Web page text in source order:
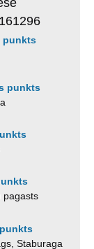
punkts
punkts
pagasts
Staburaga